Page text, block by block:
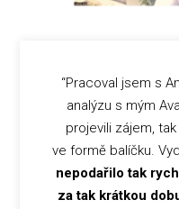
“Pracoval jsem s
analýzu s mým
projevili zájem,
ve formě balíčku.
nepodařilo tak
za tak krátkou